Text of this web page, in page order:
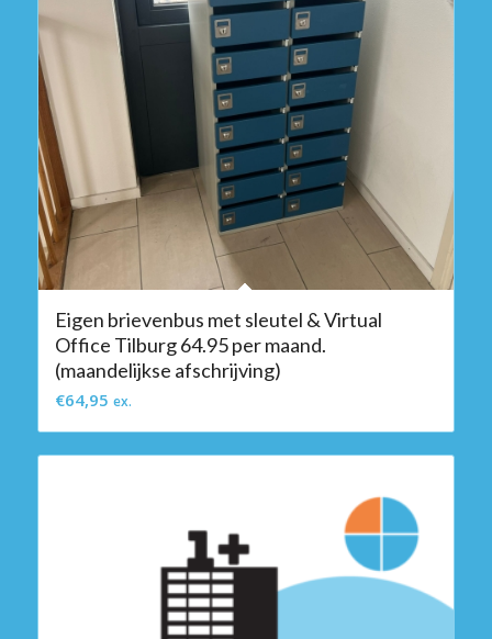
Eigen brievenbus met sleutel & Virtual
Office Tilburg 64.95 per maand.
(maandelijkse afschrijving)
€64,95 ex.